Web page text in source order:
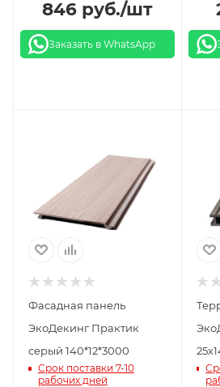
846руб./шт
Заказать в WhatsApp
Фасадная панель
ЭкоДекинг Практик
серый 140*12*3000
Срок поставки 7-10
рабочих дней